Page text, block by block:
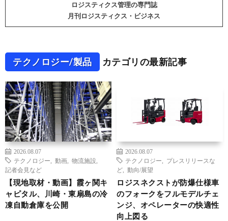
ロジスティクス管理の専門誌
月刊ロジスティクス・ビジネス
テクノロジー/製品 カテゴリの最新記事
2026.08.07
テクノロジー
動画 物流施設
記者会見など
【現地取材・動画】霞ヶ関キ
ャピタル、川崎・東扇島の冷
凍自動倉庫を公開
2026.08.07
テクノロジー
プレスリリースな
ど
動向/展望
ロジスネクストが防爆仕様車
のフォークをフルモデルチェ
ンジ、オペレーターの快適性
向上図る